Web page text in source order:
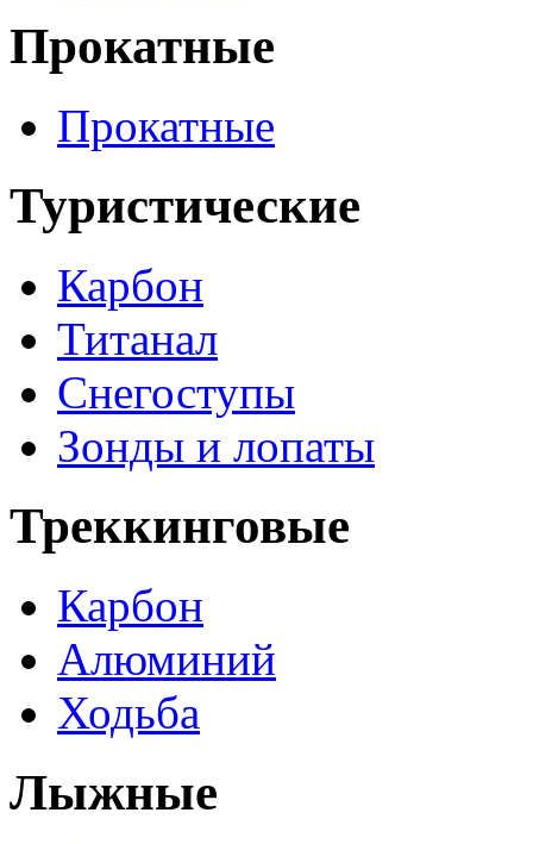
Прокатные
Прокатные
Туристические
Карбон
Титанал
Снегоступы
Зонды и лопаты
Треккинговые
Карбон
Алюминий
Ходьба
Лыжные